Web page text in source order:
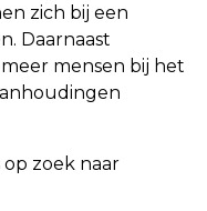
zich bij een
Daarnaast
mensen bij het
zoek naar